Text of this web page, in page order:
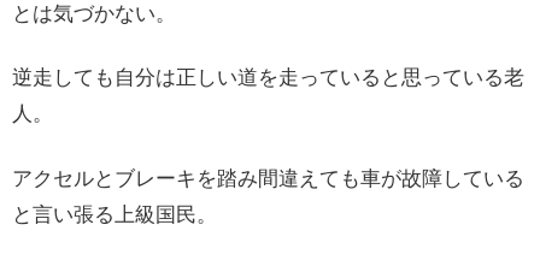
とは気づかない。
逆走しても自分は正しい道を走っていると思っている老
人。
アクセルとブレーキを踏み間違えても車が故障している
と言い張る上級国民。